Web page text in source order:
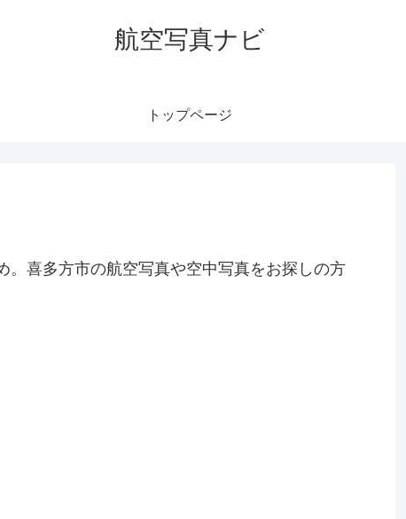
航空写真ナビ
トップページ
喜多方市の航空写真や空中写真をお探しの方